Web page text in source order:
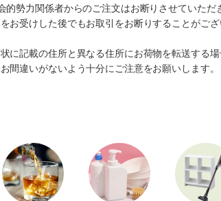
勢力関係者からのご注文はお断りさせていた
受けした後でもお取引をお断りすることがござ
に記載の住所と異なる住所にお荷物を転送する
間違いがないよう十分にご注意をお願いします。